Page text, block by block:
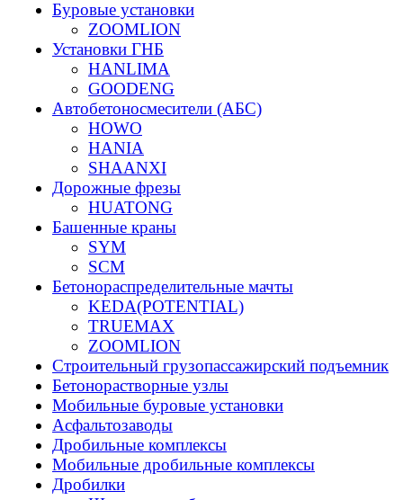
Буровые установки
ZOOMLION
Установки ГНБ
HANLIMA
GOODENG
Автобетоносмесители (АБС)
HOWO
HANIA
SHAANXI
Дорожные фрезы
HUATONG
Башенные краны
SYM
SCM
Бетонораспределительные мачты
KEDA(POTENTIAL)
TRUEMAX
ZOOMLION
Строительный грузопассажирский подъемник
Бетонорастворные узлы
Мобильные буровые установки
Асфальтозаводы
Дробильные комплексы
Мобильные дробильные комплексы
Дробилки